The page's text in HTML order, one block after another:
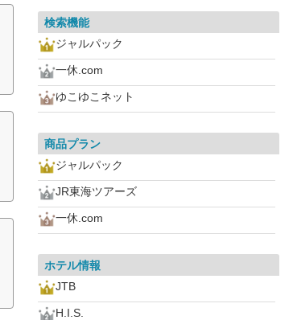
検索機能
ジャルパック
一休.com
ゆこゆこネット
商品プラン
ジャルパック
JR東海ツアーズ
一休.com
ホテル情報
JTB
H.I.S.